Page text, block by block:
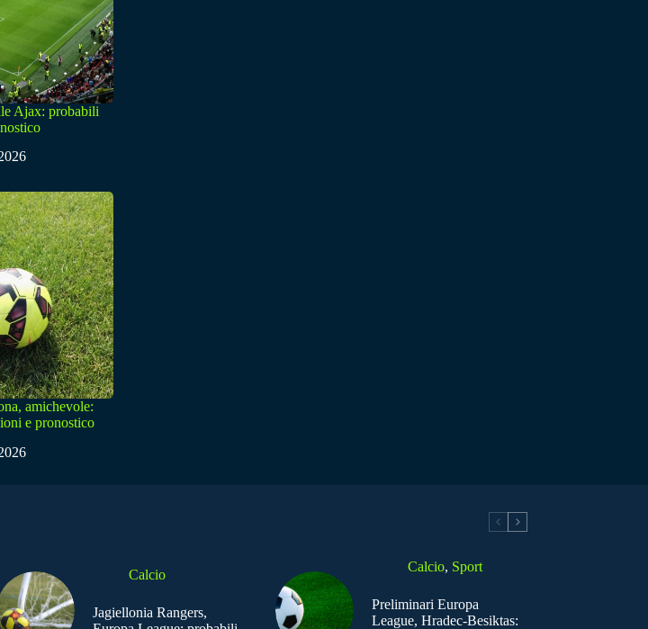
Ajax: probabili
amichevole:
e pronostico
Calcio
Jagiellonia Rangers,
Calcio, Sport
Preliminari Europa
League, Hradec-Besiktas: